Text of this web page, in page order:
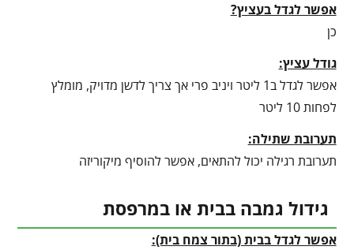
אפשר לגדל בעציץ?
כן
גודל עציץ:
אפשר לגדל ב1 ליטר ויניב פרי אך צריך לדשן מדויק, מומלץ
לפחות 10 ליטר
תערובת שתילה:
תערובת רגילה יכול להתאים, אפשר להוסיף מיקוריזה
גידול גמבה בבית או במרפסת
אפשר לגדל בבית (בתור צמח בית):